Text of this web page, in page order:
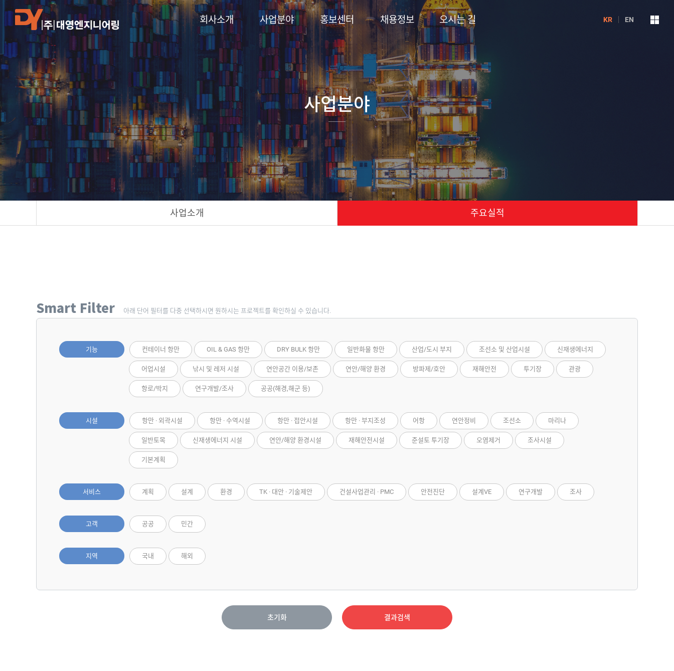
회사소개 사업분야 홍보센터 채용정보 오시는 길 KR EN
사업소개 주요실적
사업분야
Smart Filter 아래 단어 필터를 다중 선택하시면 원하시는 프로젝트를 확인하실 수 있습니다.
기능 컨테이너 항만 OIL & GAS 항만 DRY BULK 항만 일반화물 항만 산업/도시 부지 조선소 및 산업시설 신재생에너지
어업시설 낚시 및 레저 시설 연안공간 이용/보존 연안/해양 환경 방파제/호안 재해안전 투기장 관광
항로/박지 연구개발/조사 공공(해경,해군 등)
시설 항만 · 외곽시설 항만 · 수역시설 항만 · 접안시설 항만 · 부지조성 어항 연안정비 조선소 마리나
일반토목 신재생에너지 시설 연안/해양 환경시설 재해안전시설 준설토 투기장 오염제거 조사시설
기본계획
서비스 계획 설계 환경 TK · 대안 · 기술제안 건설사업관리 · PMC 안전진단 설계VE 연구개발 조사
고객 공공 민간
지역 국내 해외